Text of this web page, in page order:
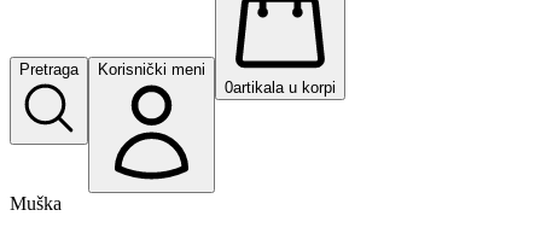
Pretraga
Korisnički meni
0artikala u korpi
Muška